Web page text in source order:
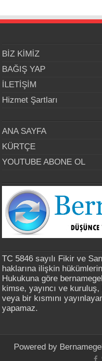
BİZ KİMİZ
BAĞIŞ YAP
İLETİŞİM
Hizmet Şartları
ANA SAYFA
KÜRTÇE
YOUTUBE ABONE OL
TC 5846 sayılı Fikir ve
haklarına ilişkin
Hukukuna göre
kimse, yayıncı ve kuruluş,
veya bir kısmını
yapamaz.
Powered by